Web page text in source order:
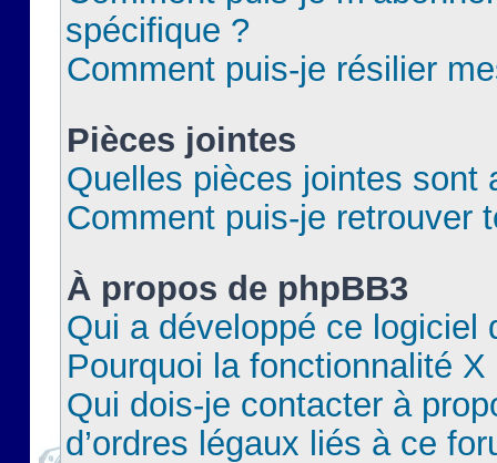
spécifique ?
Comment puis-je résilier
Pièces jointes
Quelles pièces jointes sont
Comment puis-je retrouver
À propos de phpBB3
Qui a développé ce logiciel
Pourquoi la fonctionnalité X
Qui dois-je contacter à
d’ordres légaux liés à ce